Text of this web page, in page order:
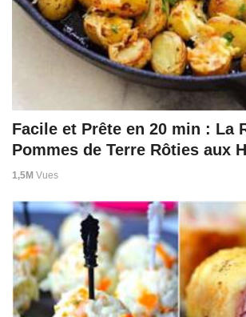
Facile et Prête en 20 min : La
Pommes de Terre Rôties aux
1,5M Vues